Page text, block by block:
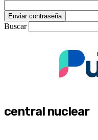
Buscar
central nuclear